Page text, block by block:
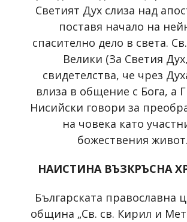
Светият Дух слиза над
поставя начало на
спасително дело в света.
Велики (За Светия
свидетелства, че чрез
влиза в общение с Бога, а
Нисийски говори за
на човека като
божествения живот.
НАИСТИНА ВЪЗКРЪСНА
Българската православна
община „Св. св. Кирил и